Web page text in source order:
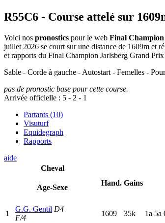
R55C6 - Course attelé sur
Voici nos pronostics pour le web Final
juillet 2026 se court sur une distance de 1609m et
et rapports du Final Champion Jarlsberg Grand
Sable - Corde à gauche - Autostart - Femelles -
pas de pronostic base pour cette course.
Arrivée officielle : 5 - 2 - 1
Partants (10)
Visuturf
Equidegraph
Rapports
aide
Cheval
Age-Sexe
Hand. Gains
1
G.G. Gentil D4
F/4
1609 35k 1a 5a